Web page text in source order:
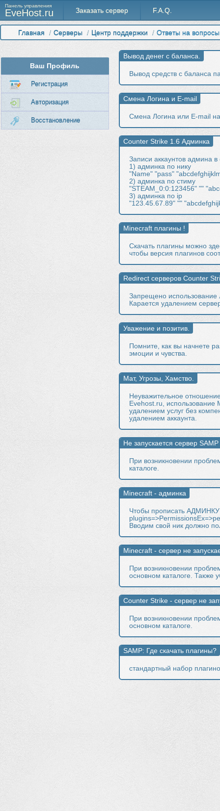
Панель управления
EveHost.ru Заказать сервер F.A.Q.
Главная / Cерверы / Центр поддержки / Ответы на вопросы
Ваш Профиль
Регистрация
Авторизация
Восстановление
Вывод средств с баланса
Смена Логина или E-mail
Записи аккаунтов админа
1) админка по нику
"Name" "pass"
2) админка по стиму
"STEAM_0:0:123456" ""
3) админка по ip
"123.45.67.89" ""
Скачать плагины можно
чтобы версия плагинов
Запрещено использование
Карается удалением
Помните, как вы начнете
эмоции и чувства.
Неуважительное
Evehost.ru, использование
удалением услуг без
удалением аккаунта.
При возникновении
каталоге.
Чтобы прописать АДМИНКУ:
Вводим свой ник должно
При возникновении
основном каталоге. Также
При возникновении
основном каталоге.
стандартный набор